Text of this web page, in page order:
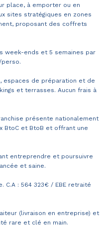
place, à emporter ou en
sites stratégiques en zones
proposant des coffrets
week-ends et 5 semaines par
espaces de préparation et de
et terrasses. Aucun frais à
présente nationalement
BtoC et BtoB et offrant une
entreprendre et poursuivre
et saine.
: 564 323€ / EBE retraité
(livraison en entreprise) et
rare et clé en main.